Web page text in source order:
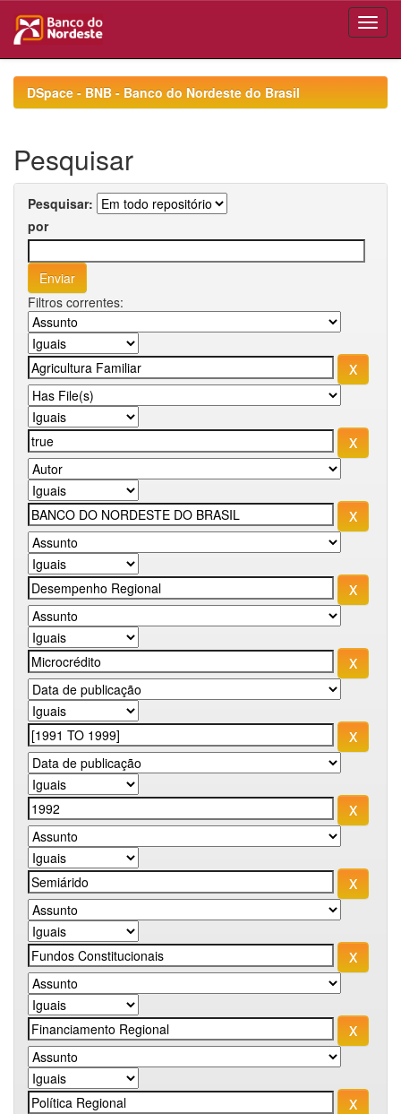
navigationDSpace - BNB - Banco do Nordeste do Brasil
Pesquisar
Pesquisar:
por
Filtros correntes: